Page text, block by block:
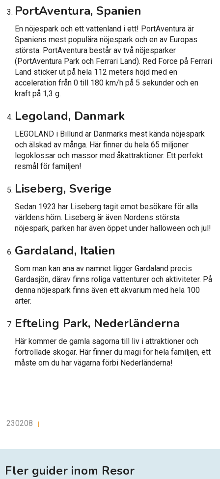
PortAventura, Spanien
En nöjespark och ett vattenland i ett! PortAventura är
Spaniens mest populära nöjespark och en av Europas
största. PortAventura består av två nöjesparker
(PortAventura Park och Ferrari Land). Red Force på Ferrari
Land sticker ut på hela 112 meters höjd med en
acceleration från 0 till 180 km/h på 5 sekunder och en
kraft på 1,3 g.
Legoland, Danmark
LEGOLAND i Billund är Danmarks mest kända nöjespark
och älskad av många. Här finner du hela 65 miljoner
legoklossar och massor med åkattraktioner. Ett perfekt
resmål för familjen!
Liseberg, Sverige
Sedan 1923 har Liseberg tagit emot besökare för alla
världens hörn. Liseberg är även Nordens största
nöjespark, parken har även öppet under halloween och jul!
Gardaland, Italien
Som man kan ana av namnet ligger Gardaland precis
Gardasjön, därav finns roliga vattenturer och aktiviteter. På
denna nöjespark finns även ett akvarium med hela 100
arter.
Efteling Park, Nederländerna
Här kommer de gamla sagorna till liv i attraktioner och
förtrollade skogar. Här finner du magi för hela familjen, ett
måste om du har vägarna förbi Nederländerna!
230208
Fler guider inom Resor